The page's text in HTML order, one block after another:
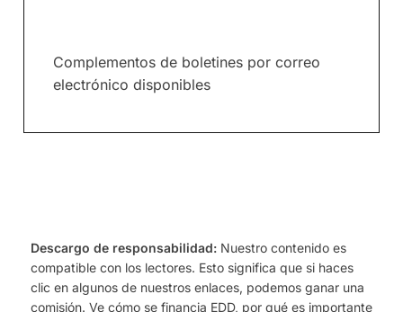
Complementos de boletines por correo
electrónico disponibles
Descargo de responsabilidad: Nuestro contenido es
compatible con los lectores. Esto significa que si haces
clic en algunos de nuestros enlaces, podemos ganar una
comisión. Ve cómo se financia EDD, por qué es importante